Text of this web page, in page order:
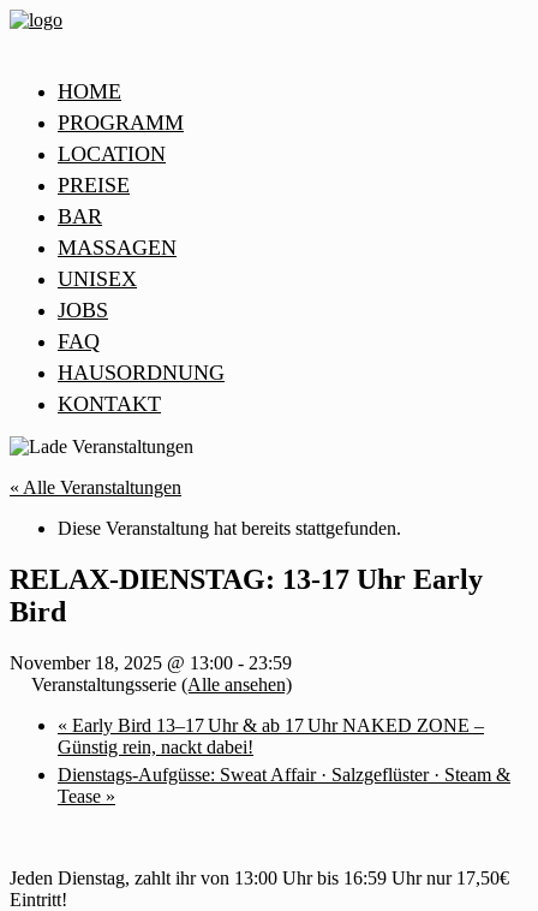
HOME
PROGRAMM
LOCATION
PREISE
BAR
MASSAGEN
UNISEX
JOBS
FAQ
HAUSORDNUNG
KONTAKT
« Alle Veranstaltungen
Diese Veranstaltung hat bereits stattgefunden.
RELAX-DIENSTAG: 13-17 Uhr Early
Bird
November 18, 2025 @ 13:00 - 23:59
Veranstaltungsserie (Alle ansehen)
« Early Bird 13–17 Uhr & ab 17 Uhr NAKED ZONE –
Günstig rein, nackt dabei!
Dienstags-Aufgüsse: Sweat Affair · Salzgeflüster · Steam &
Tease »
Jeden Dienstag, zahlt ihr von 13:00 Uhr bis 16:59 Uhr nur 17,50€
Eintritt!